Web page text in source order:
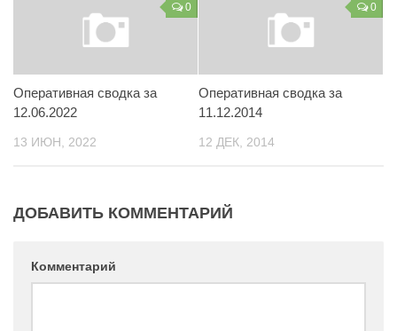
Обращения
Вакансии
0
Оперативная сводка за
12.06.2022
13 ИЮН, 2022
0
Оперативная сводка за
11.12.2014
12 ДЕК, 2014
ДОБАВИТЬ КОММЕНТАРИЙ
Комментарий